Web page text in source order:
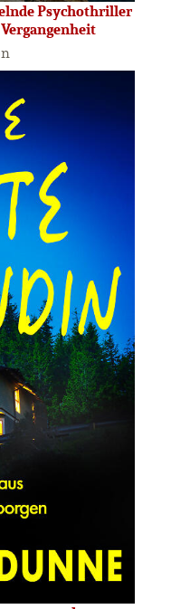
Psychothriller